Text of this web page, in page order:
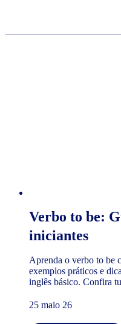
Verbo to be:
iniciantes
Aprenda o verbo to be
exemplos práticos e
inglês básico. Confira
25 maio 26